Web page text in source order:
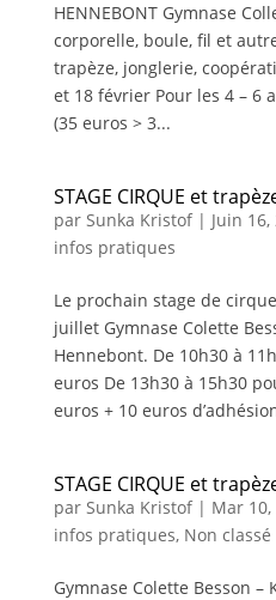
HENNEBONT Gymnase
corporelle, boule, fil et
trapèze, jonglerie,
et 18 février Pour les 4 – 6
(35 euros > 3...
STAGE CIRQUE et
par Sunka Kristof| Juin 16,
infos pratiques
Le prochain stage de
juillet Gymnase Colette
Hennebont. De 10h30 à
euros De 13h30 à 15h30
euros + 10 euros
STAGE CIRQUE et
par Sunka Kristof| Mar 10,
infos pratiques, Non classé
Gymnase Colette Besson